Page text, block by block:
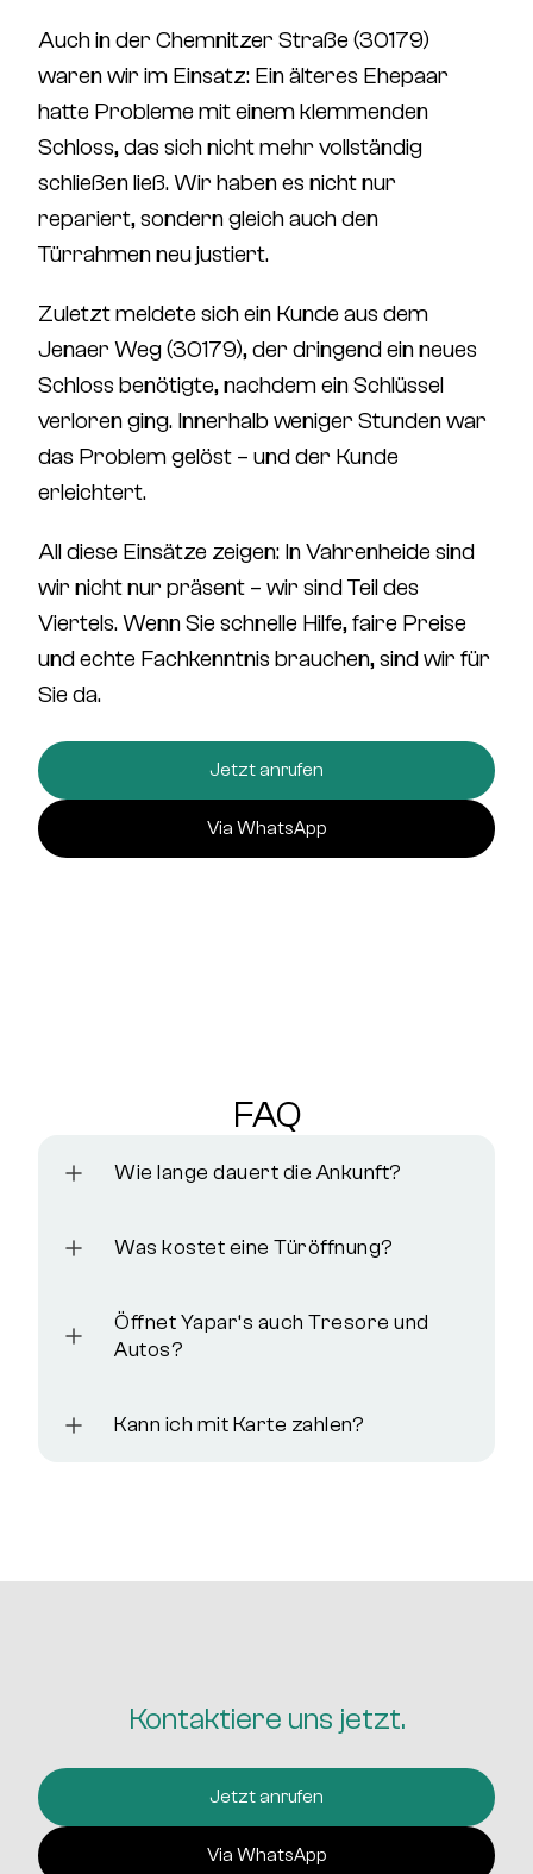
Auch in der Chemnitzer Straße (30179)
waren wir im Einsatz: Ein älteres Ehepaar
hatte Probleme mit einem klemmenden
Schloss, das sich nicht mehr vollständig
schließen ließ. Wir haben es nicht nur
repariert, sondern gleich auch den
Türrahmen neu justiert.
Zuletzt meldete sich ein Kunde aus dem
Jenaer Weg (30179), der dringend ein neues
Schloss benötigte, nachdem ein Schlüssel
verloren ging. Innerhalb weniger Stunden war
das Problem gelöst – und der Kunde
erleichtert.
All diese Einsätze zeigen: In Vahrenheide sind
wir nicht nur präsent – wir sind Teil des
Viertels.Wenn Sie schnelle Hilfe, faire Preise
und echte Fachkenntnis brauchen, sind wir für
Sie da.
Jetzt anrufen
Via WhatsApp
FAQ
Wie lange dauert die Ankunft?
Was kostet eine Türöffnung?
Öffnet Yapar‘s auch Tresore und
Autos?
Kann ich mit Karte zahlen?
Kontaktiere uns jetzt.
Jetzt anrufen
Via WhatsApp